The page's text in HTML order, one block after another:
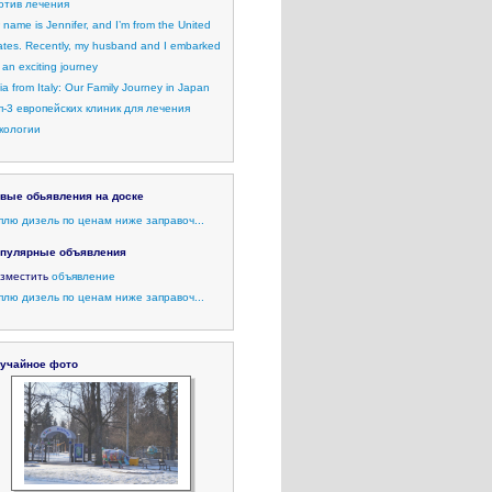
лечения
name is Jennifer, and I’m from the United
Recently, my husband and I embarked
an exciting journey
from Italy: Our Family Journey in Japan
3 европейских клиник для лечения
обьявления на доске
дизель по ценам ниже заправоч...
объявления
объявление
дизель по ценам ниже заправоч...
фото